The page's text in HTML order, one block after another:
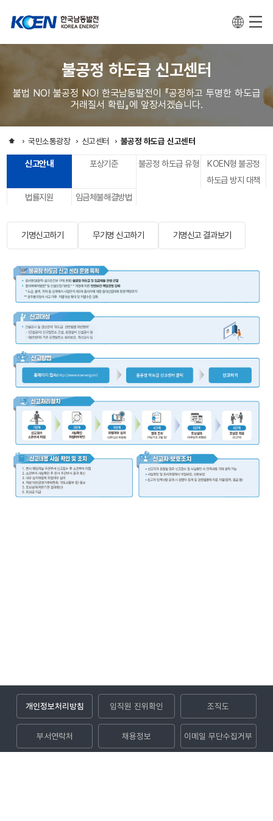
불공정 하도급 신고센터
불법 NO! 불공정 NO! 한국남동발전이 『공정하고 투명한 하도급
거래질서 확립』에 앞장서겠습니다.
국민소통광장 신고센터 불공정 하도급 신고센터
신고안내 포상기준 불공정 하도급 유형
KOEN형 불공정
하도급 방지 대책
법률지원
임금체불해결방법
기명신고하기 무기명 신고하기 기명신고 결과보기
개인정보처리방침 임직원 진위확인 조직도
부서연락처 채용정보 이메일 무단수집거부